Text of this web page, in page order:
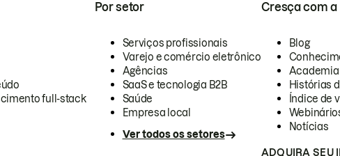
full-stack
Por setor
Serviços profissionais
Varejo e comércio eletrônico
Agências
SaaS e tecnologia B2B
Saúde
Empresa local
Ver todos os setores
Cresça com a
Blog
Academia
Histórias
Índice de
Notícias
ADQUIRA SEU